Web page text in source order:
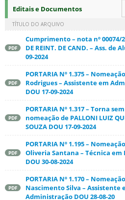
Editais e Documentos
TÍTULO DO ARQUIVO
PDF
Cumprimento – nota nº 00074/
DE REINT. DE CAND. – Ass. de
09-2024
PDF
PORTARIA Nº 1.375 –
Rodrigues – Assistente em
DOU 17-09-2024
PDF
PORTARIA Nº 1.317 – Torna
nomeação de PALLONI LUIZ
SOUZA DOU 17-09-2024
PDF
PORTARIA Nº 1.195 –
Oliveria Santana – Técnica em
DOU 30-08-2024
PDF
PORTARIA Nº 1.170 –
Nascimento Silva – Assistente
Administração DOU 28-08-20